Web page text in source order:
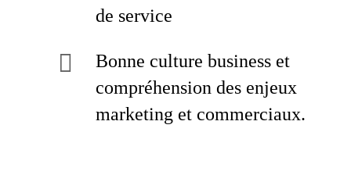
de service
Bonne culture business et
compréhension des enjeux
marketing et commerciaux.